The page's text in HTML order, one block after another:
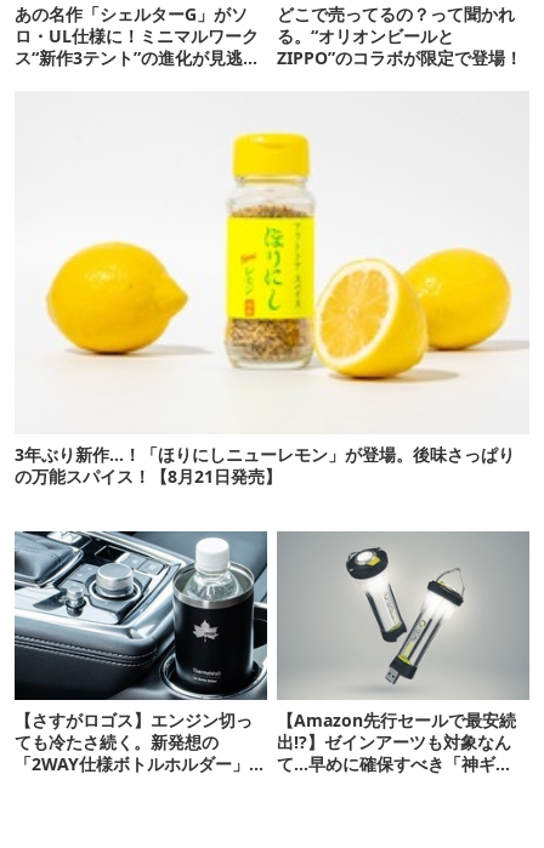
あの名作「シェルターG」がソ
ロ・UL仕様に！ミニマルワーク
ス“新作3テント”の進化が見逃せ
どこで売ってるの？って聞かれ
る。“オリオンビールと
ZIPPO”のコラボが限定で登場！
3年ぶり新作…！「ほりにしニューレモン」が登場。後味さっぱり
の万能スパイス！【8月21日発売】
【さすがロゴス】エンジン切っ
ても冷たさ続く。新発想の
「2WAY仕様ボトルホルダー」が
【Amazon先行セールで最安続
出!?】ゼインアーツも対象なん
て…早めに確保すべき「神ギ